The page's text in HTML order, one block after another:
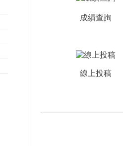
成績查詢
線上投稿